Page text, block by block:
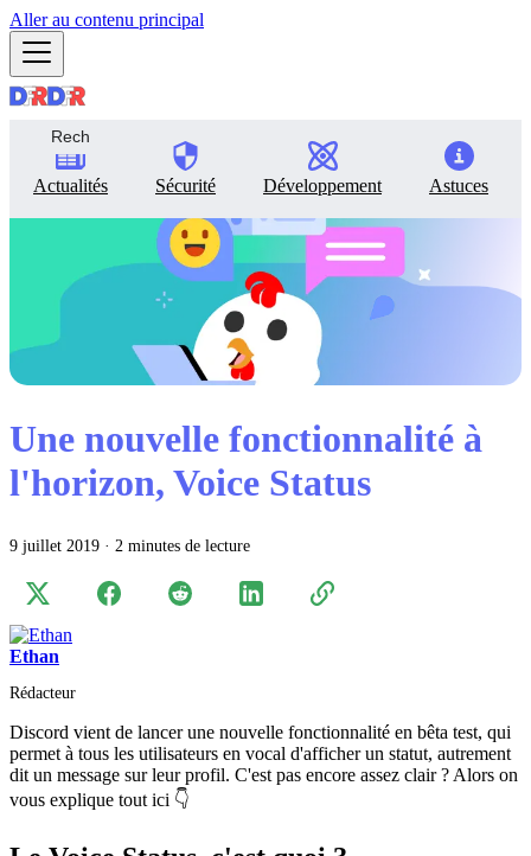
Aller au contenu principal
Actualités Sécurité Développement Astuces
Une nouvelle fonctionnalité à
l'horizon, Voice Status
9 juillet 2019 · 2 minutes de lecture
Ethan
Rédacteur
Discord vient de lancer une nouvelle fonctionnalité en bêta test, qui
permet à tous les utilisateurs en vocal d'afficher un statut, autrement
dit un message sur leur profil. C'est pas encore assez clair ? Alors on
vous explique tout ici 👇